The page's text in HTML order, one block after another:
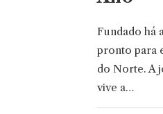
Fundado há
pronto para
do Norte. A
vive a…